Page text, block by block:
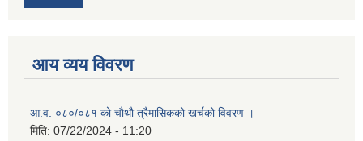
आय व्यय विवरण
आ.व. ०८०/०८१ को चाैथाै त्रैमासिकको खर्चको विवरण ।
मिति: 07/22/2024 - 11:20